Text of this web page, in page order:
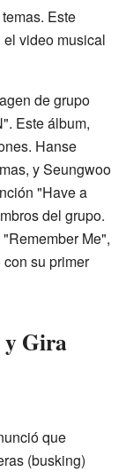
Este
video musical
de grupo
Este álbum,
Hanse
y Seungwoo
"Have a
del grupo.
Me",
su primer
y Gira
que
(busking)